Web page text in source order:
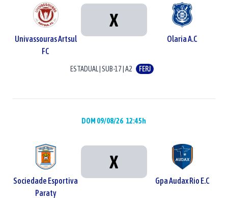
Univassouras Artsul
FC
X
Olaria A.C
ESTADUAL|SUB-17|A2 FERJ
DOM 09/08/26 12:45h
Sociedade Esportiva
Paraty
X
Gpa Audax Rio E.C